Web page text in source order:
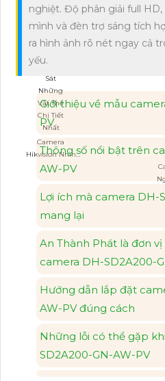
Camera
Hikvision Nhìn
Đêm
nghiệt. Độ phân giải full
mình và đèn trợ sáng tích
ra hình ảnh rõ nét ngay cả
yếu.
Giới thiệu về mẫu
PV
Thông số nổi bật trên
AW-PV
Lợi ích mà camera DH-
mang lại
An Thành Phát là đơn
camera DH-SD2A200-
Hướng dẫn lắp đặt
AW-PV đúng cách
Những lỗi có thể gặp
SD2A200-GN-AW-PV